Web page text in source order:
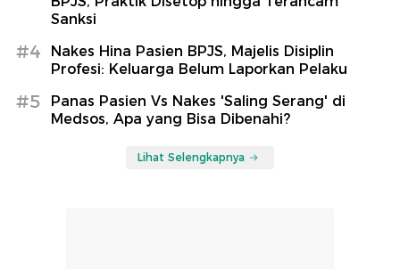
Sanksi
#4
Nakes Hina Pasien BPJS, Majelis Disiplin
Profesi: Keluarga Belum Laporkan Pelaku
#5
Panas Pasien Vs Nakes 'Saling Serang' di
Medsos, Apa yang Bisa Dibenahi?
Lihat Selengkapnya